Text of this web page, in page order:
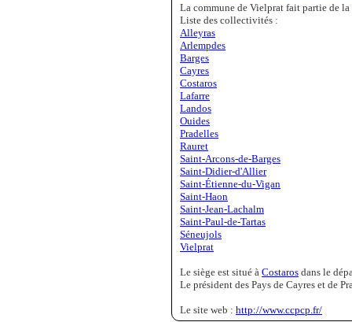
La commune de Vielprat fait partie de
Liste des collectivités :
Alleyras
Arlempdes
Barges
Cayres
Costaros
Lafarre
Landos
Ouides
Pradelles
Rauret
Saint-Arcons-de-Barges
Saint-Didier-d'Allier
Saint-Étienne-du-Vigan
Saint-Haon
Saint-Jean-Lachalm
Saint-Paul-de-Tartas
Séneujols
Vielprat
Le siège est situé à Costaros dans le
Le président des Pays de Cayres et de
Le site web : http://www.ccpcp.fr/